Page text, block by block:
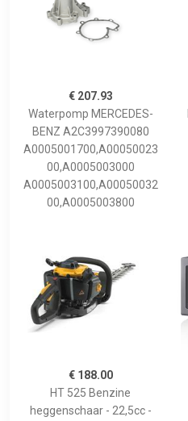
€ 207.93
Waterpomp MERCEDES-
BENZ A2C3997390080
A0005001700,A00050023
00,A0005003000
A0005003100,A00050032
00,A0005003800
€ 188.00
HT 525 Benzine
heggenschaar - 22,5cc -